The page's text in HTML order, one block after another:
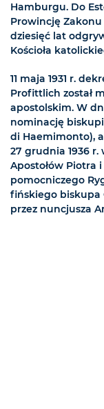
Hamburgu. Do
Prowincję
dziesięć lat
Kościoła
11 maja 1931 r.
Profittlich został
apostolskim. W
nominację
di Haemimonto),
27 grudnia 1936
Apostołów Piotra
pomocniczego
fińskiego biskupa
przez nuncjusza